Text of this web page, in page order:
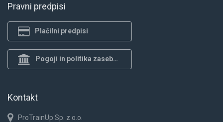
Pravni predpisi
Plačilni predpisi
Pogoji in politika zasebnosti
Kontakt
ProTrainUp Sp. z o.o.